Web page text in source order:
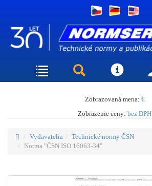
Zobrazovaná mena: €
Zobrazenie ceny: bez DPH
Vydavatelia
Technické normy ČSN
Norma "ČSN ISO 16063-34"